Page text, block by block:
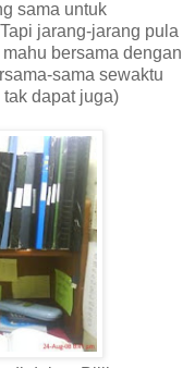
sama untuk
jarang-jarang pula
bersama dengan
sama sewaktu
dapat juga)